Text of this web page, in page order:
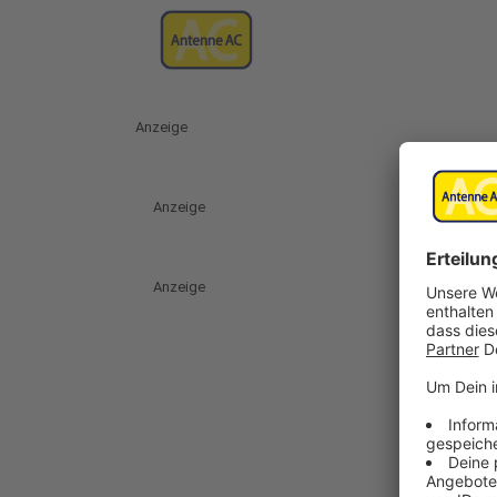
Anzeige
Anzeige
Anzeige